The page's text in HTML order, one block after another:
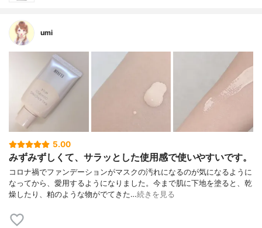
umi
5.00
みずみずしくて、サラッとした使用感で使いやすいです。
コロナ禍でファンデーションがマスクの汚れになるのが気になるように
なってから、愛用するようになりました。今まで肌に下地を塗ると、乾
燥したり、粕のような物がでてきた…続きを見る